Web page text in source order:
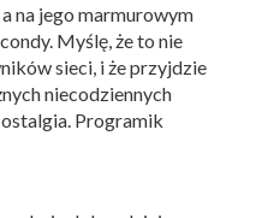
na jego marmurowym
Myślę, że to nie
sieci, i że przyjdzie
niecodziennych
Programik